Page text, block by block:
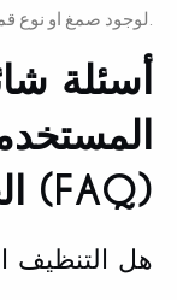
لوجود صمغ او نوع قماش لا يتناسب مع القماش.
أسئلة
الجاف (FAQ)
هل التنظيف